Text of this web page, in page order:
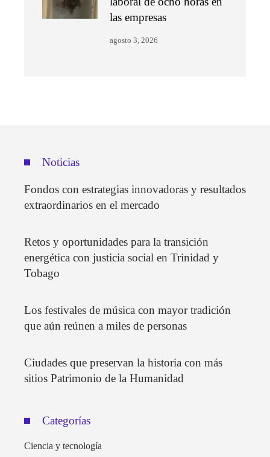
las empresas
agosto 3, 2026
Noticias
Fondos con estrategias innovadoras y resultados
extraordinarios en el mercado
Retos y oportunidades para la transición
energética con justicia social en Trinidad y
Tobago
Los festivales de música con mayor tradición
que aún reúnen a miles de personas
Ciudades que preservan la historia con más
sitios Patrimonio de la Humanidad
Categorías
Ciencia y tecnología